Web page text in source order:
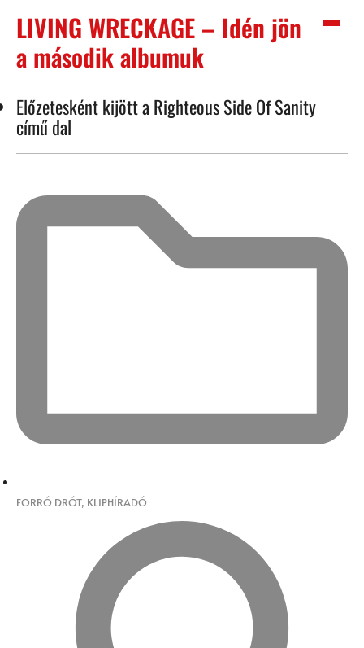
LIVING WRECKAGE – Idén jön
a második albumuk
Előzetesként kijött a Righteous Side Of Sanity
című dal
FORRÓ DRÓT, KLIPHÍRADÓ